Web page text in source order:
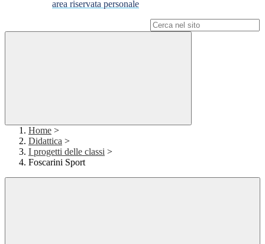
area riservata personale
Home >
Didattica >
I progetti delle classi >
Foscarini Sport